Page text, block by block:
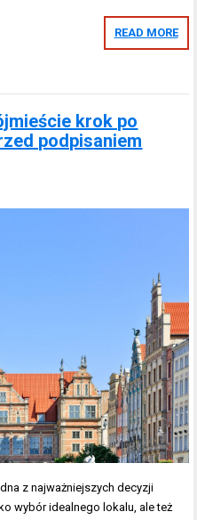
READ MORE
krok po
podpisaniem
z najważniejszych decyzji
wybór idealnego lokalu, ale też